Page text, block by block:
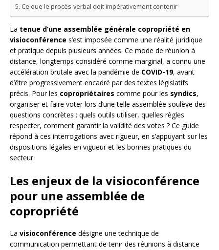
Ce que le procès-verbal doit impérativement contenir
La tenue d’une assemblée générale copropriété en
visioconférence s’est imposée comme une réalité juridique
et pratique depuis plusieurs années. Ce mode de réunion à
distance, longtemps considéré comme marginal, a connu une
accélération brutale avec la pandémie de COVID-19, avant
d’être progressivement encadré par des textes législatifs
précis. Pour les copropriétaires comme pour les syndics,
organiser et faire voter lors d’une telle assemblée soulève des
questions concrètes : quels outils utiliser, quelles règles
respecter, comment garantir la validité des votes ? Ce guide
répond à ces interrogations avec rigueur, en s’appuyant sur les
dispositions légales en vigueur et les bonnes pratiques du
secteur.
Les enjeux de la visioconférence
pour une assemblée de
copropriété
La visioconférence désigne une technique de
communication permettant de tenir des réunions à distance